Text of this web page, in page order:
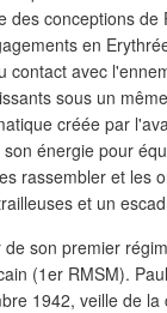
conceptions de
en
avec
sous un
créée par
énergie pour
rassembler et les
et un
son premier
(1er RMSM).
1942, veille de